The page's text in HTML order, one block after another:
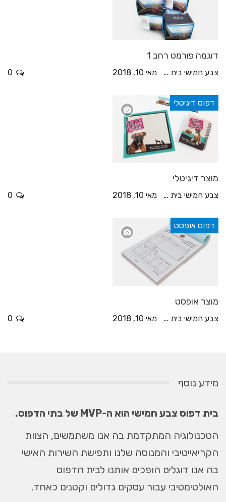
דוגמה פורמט רחב 1
צבע חמישי בית דפוס מאי 10, 2018
דפוס דיגיטלי
מוצר דיגיטלי
צבע חמישי בית דפוס מאי 10, 2018
דפוס אופסט
מוצר אופסט
צבע חמישי בית דפוס מאי 10, 2018
מידע נוסף
בית דפוס צבע חמישי הוא ה-MVP של בתי הדפוס.
הטכנולוגיה המתקדמת בה אנו משתמשים, הצוות
הקריאייטיבי והמנוסה שלנו ותפישת השירות האישי
בה אנו דוגלים הופכים אותנו לבית הדפוס
האולטימטיבי עבור עסקים גדולים וקטנים כאחד.